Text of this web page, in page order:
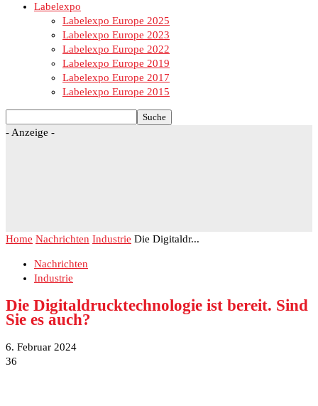
Labelexpo
Labelexpo Europe 2025
Labelexpo Europe 2023
Labelexpo Europe 2022
Labelexpo Europe 2019
Labelexpo Europe 2017
Labelexpo Europe 2015
- Anzeige -
Home Nachrichten Industrie Die Digitaldr...
Nachrichten
Industrie
Die Digitaldrucktechnologie ist bereit. Sind
Sie es auch?
6. Februar 2024
36